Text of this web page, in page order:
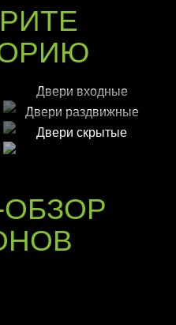
Двери входные
Двери раздвижные
Двери скрытые